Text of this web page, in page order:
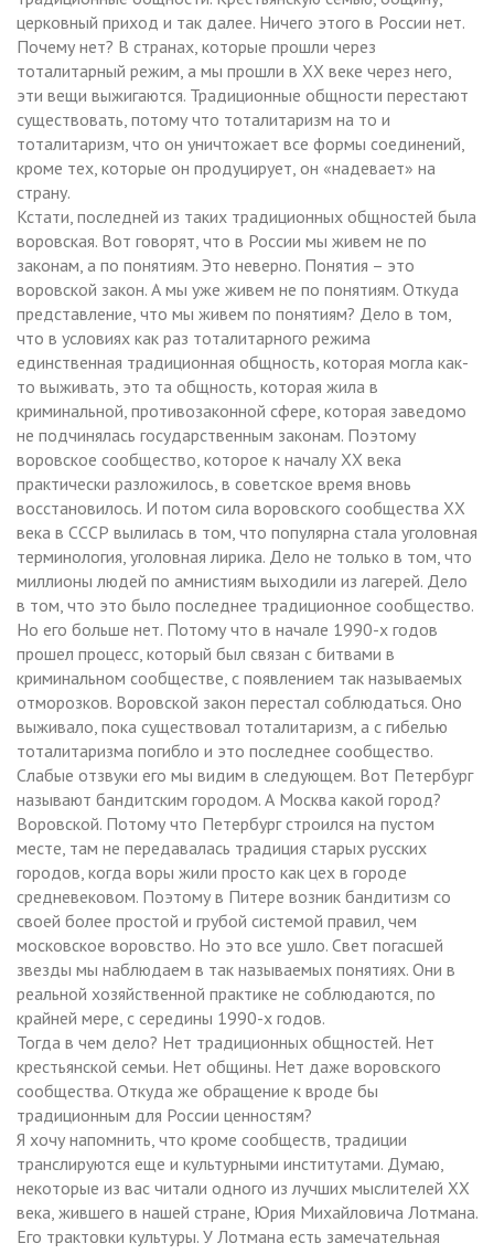
церковный приход и так далее. Ничего этого в России нет.
Почему нет? В странах, которые прошли через
тоталитарный режим, а мы прошли в ХХ веке через него,
эти вещи выжигаются. Традиционные общности перестают
существовать, потому что тоталитаризм на то и
тоталитаризм, что он уничтожает все формы соединений,
кроме тех, которые он продуцирует, он «надевает» на
страну.
Кстати, последней из таких традиционных общностей была
воровская. Вот говорят, что в России мы живем не по
законам, а по понятиям. Это неверно. Понятия – это
воровской закон. А мы уже живем не по понятиям. Откуда
представление, что мы живем по понятиям? Дело в том,
что в условиях как раз тоталитарного режима
единственная традиционная общность, которая могла как-
то выживать, это та общность, которая жила в
криминальной, противозаконной сфере, которая заведомо
не подчинялась государственным законам. Поэтому
воровское сообщество, которое к началу ХХ века
практически разложилось, в советское время вновь
восстановилось. И потом сила воровского сообщества ХХ
века в СССР вылилась в том, что популярна стала уголовная
терминология, уголовная лирика. Дело не только в том, что
миллионы людей по амнистиям выходили из лагерей. Дело
в том, что это было последнее традиционное сообщество.
Но его больше нет. Потому что в начале 1990-х годов
прошел процесс, который был связан с битвами в
криминальном сообществе, с появлением так называемых
отморозков. Воровской закон перестал соблюдаться. Оно
выживало, пока существовал тоталитаризм, а с гибелью
тоталитаризма погибло и это последнее сообщество.
Слабые отзвуки его мы видим в следующем. Вот Петербург
называют бандитским городом. А Москва какой город?
Воровской. Потому что Петербург строился на пустом
месте, там не передавалась традиция старых русских
городов, когда воры жили просто как цех в городе
средневековом. Поэтому в Питере возник бандитизм со
своей более простой и грубой системой правил, чем
московское воровство. Но это все ушло. Свет погасшей
звезды мы наблюдаем в так называемых понятиях. Они в
реальной хозяйственной практике не соблюдаются, по
крайней мере, с середины 1990-х годов.
Тогда в чем дело? Нет традиционных общностей. Нет
крестьянской семьи. Нет общины. Нет даже воровского
сообщества. Откуда же обращение к вроде бы
традиционным для России ценностям?
Я хочу напомнить, что кроме сообществ, традиции
транслируются еще и культурными институтами. Думаю,
некоторые из вас читали одного из лучших мыслителей ХХ
века, жившего в нашей стране, Юрия Михайловича Лотмана.
Его трактовки культуры. У Лотмана есть замечательная